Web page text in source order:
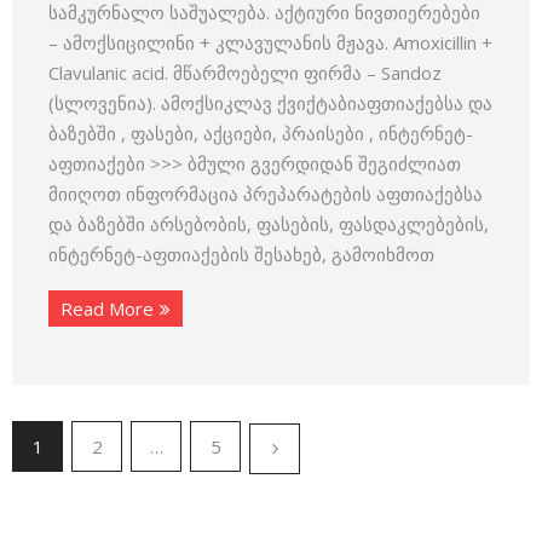
სამკურნალო საშუალება. აქტიური ნივთიერებები
– ამოქსიცილინი + კლავულანის მჟავა. Amoxicillin +
Clavulanic acid. მწარმოებელი ფირმა – Sandoz
(სლოვენია). ამოქსიკლავ ქვიქტაბიაფთიაქებსა და
ბაზებში , ფასები, აქციები, პრაისები , ინტერნეტ-
აფთიაქები >>> ბმული გვერდიდან შეგიძლიათ
მიიღოთ ინფორმაცია პრეპარატების აფთიაქებსა
და ბაზებში არსებობის, ფასების, ფასდაკლებების,
ინტერნეტ-აფთიაქების შესახებ, გამოიხმოთ
Read More
1 2 … 5